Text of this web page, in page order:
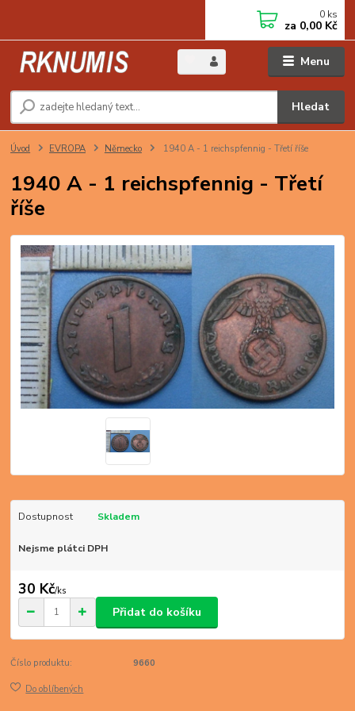
Menu
Hledat
0 ks
za 0,00 Kč
Úvod EVROPA Německo 1940 A - 1 reichspfennig - Třetí říše
1940 A - 1 reichspfennig - Třetí
říše
Dostupnost Skladem
Nejsme plátci DPH
30 Kč/ks
Přidat do košíku
Číslo produktu: 9660
Do oblíbených